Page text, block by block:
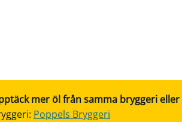
mer öl från samma bryggeri
Poppels Bryggeri